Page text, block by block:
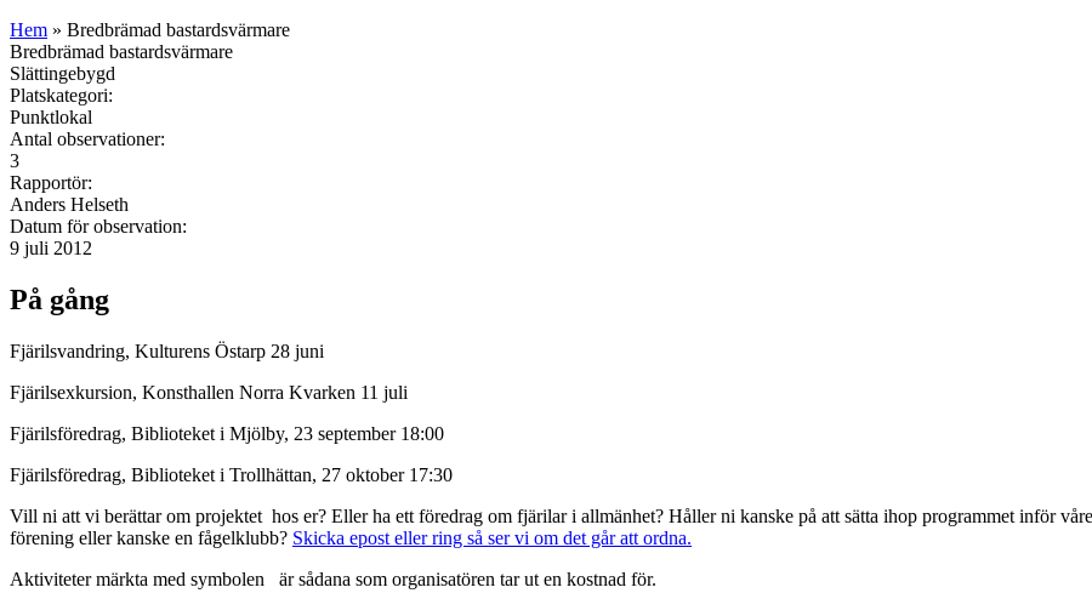
Hem » Bredbrämad bastardsvärmare
Bredbrämad bastardsvärmare
Slättingebygd
Platskategori:
Punktlokal
Antal observationer:
3
Rapportör:
Anders Helseth
Datum för observation:
9 juli 2012
På gång
Fjärilsvandring, Kulturens Östarp 28 juni
Fjärilsexkursion, Konsthallen Norra Kvarken 11 juli
Fjärilsföredrag, Biblioteket i Mjölby, 23 september 18:00
Fjärilsföredrag, Biblioteket i Trollhättan, 27 oktober 17:30
Vill ni att vi berättar om projektet hos er? Eller ha ett föredrag om fjärilar i allmänhet? Håller ni kanske på att sätta ihop programmet inför
förening eller kanske en fågelklubb? Skicka epost eller ring så ser vi om det går att ordna.
Aktiviteter märkta med symbolen
är sådana som organisatören tar ut en kostnad för.